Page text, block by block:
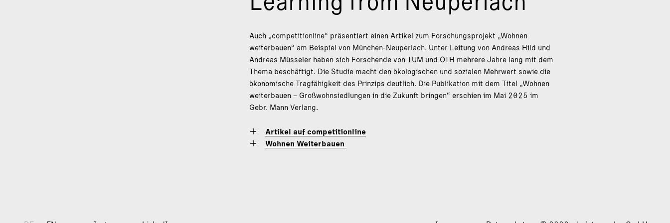
Auch „competitionline“ präsentiert einen Artikel zum Forschungsprojekt „Wohnen
weiterbauen“ am Beispiel von München-Neuperlach. Unter Leitung von Andreas Hild und
Andreas Müsseler haben sich Forschende von TUM und OTH mehrere Jahre lang mit dem
Thema beschäftigt. Die Studie macht den ökologischen und sozialen Mehrwert sowie die
ökonomische Tragfähigkeit des Prinzips deutlich. Die Publikation mit dem Titel „Wohnen
weiterbauen – Großwohnsiedlungen in die Zukunft bringen“ erschien im Mai 2025 im
Gebr. Mann Verlang.
Artikel auf competitionline
Wohnen Weiterbauen